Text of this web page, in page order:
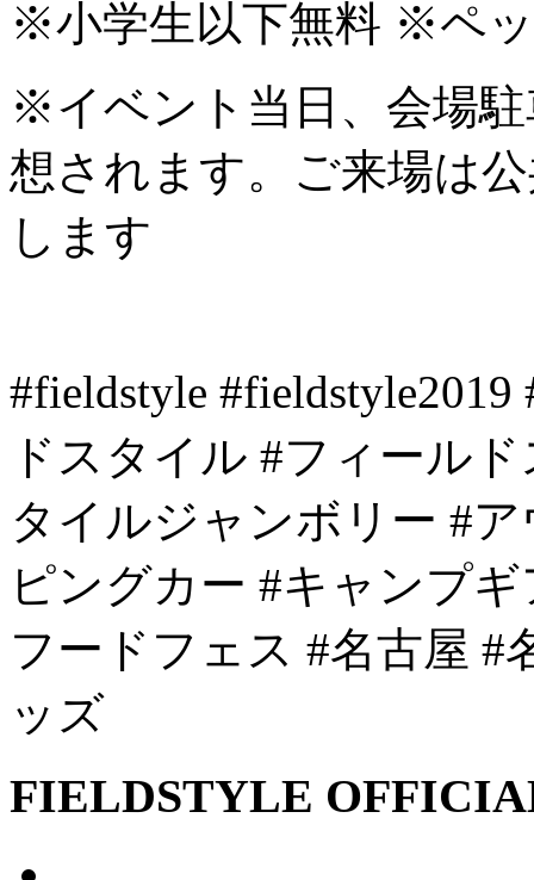
※小学生以下無料 ※ペ
※イベント当日、会場
想されます。ご来場は
します
#fieldstyle
ドスタイル #フィール
タイルジャンボリー #
ピングカー #キャンプ
フードフェス #名古屋 #
ッズ
FIELDSTYLE